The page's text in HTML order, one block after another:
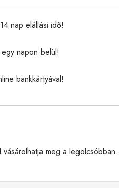
nap elállási idő!
napon belül!
bankkártyával!
meg a legolcsóbban.